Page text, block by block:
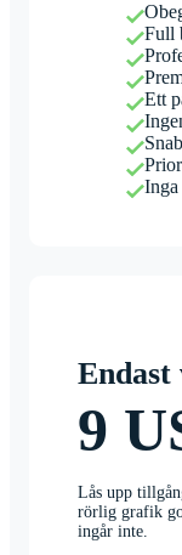
Full
Ett
Inga
Endast
9
Lås upp
rörlig grafik
ingår inte.